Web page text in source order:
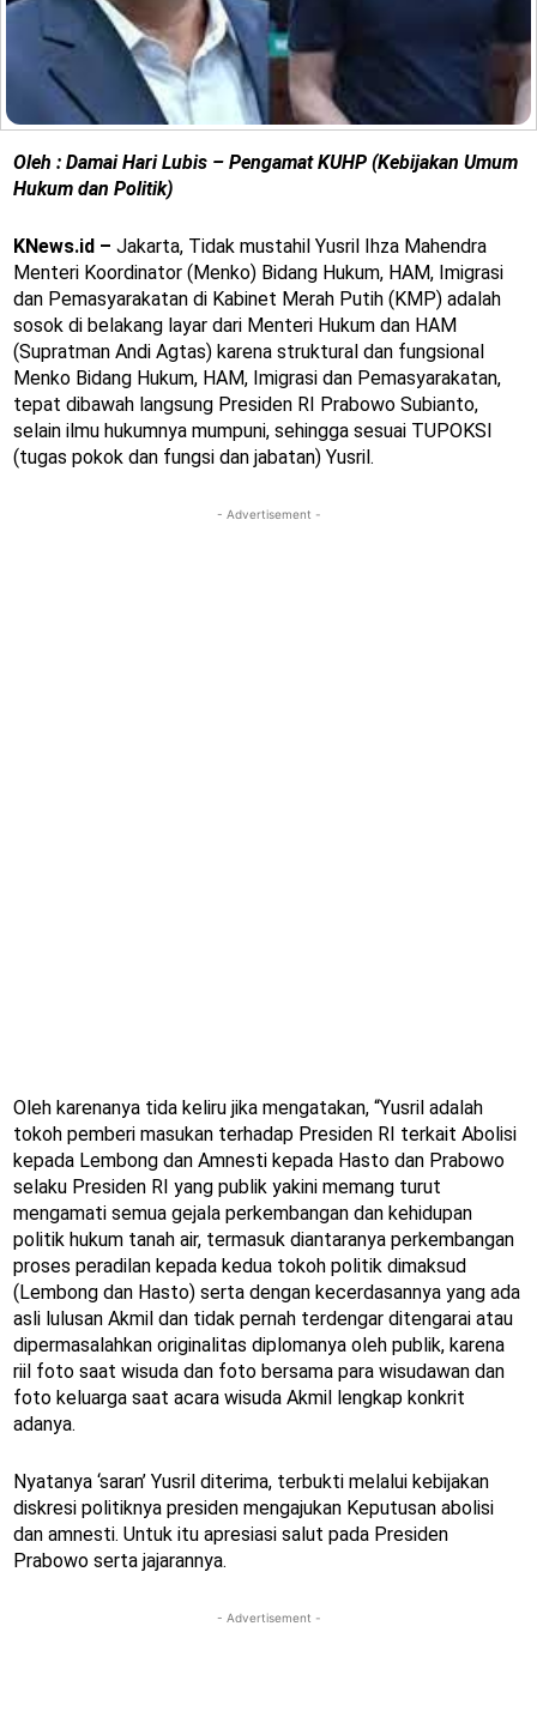
Oleh : Damai Hari Lubis – Pengamat KUHP (Kebijakan Umum
Hukum dan Politik)
KNews.id – Jakarta, Tidak mustahil Yusril Ihza Mahendra
Menteri Koordinator (Menko) Bidang Hukum, HAM, Imigrasi
dan Pemasyarakatan di Kabinet Merah Putih (KMP) adalah
sosok di belakang layar dari Menteri Hukum dan HAM
(Supratman Andi Agtas) karena struktural dan fungsional
Menko Bidang Hukum, HAM, Imigrasi dan Pemasyarakatan,
tepat dibawah langsung Presiden RI Prabowo Subianto,
selain ilmu hukumnya mumpuni, sehingga sesuai TUPOKSI
(tugas pokok dan fungsi dan jabatan) Yusril.
- Advertisement -
Oleh karenanya tida keliru jika mengatakan, “Yusril adalah
tokoh pemberi masukan terhadap Presiden RI terkait Abolisi
kepada Lembong dan Amnesti kepada Hasto dan Prabowo
selaku Presiden RI yang publik yakini memang turut
mengamati semua gejala perkembangan dan kehidupan
politik hukum tanah air, termasuk diantaranya perkembangan
proses peradilan kepada kedua tokoh politik dimaksud
(Lembong dan Hasto) serta dengan kecerdasannya yang ada
asli lulusan Akmil dan tidak pernah terdengar ditengarai atau
dipermasalahkan originalitas diplomanya oleh publik, karena
riil foto saat wisuda dan foto bersama para wisudawan dan
foto keluarga saat acara wisuda Akmil lengkap konkrit
adanya.
Nyatanya ‘saran’ Yusril diterima, terbukti melalui kebijakan
diskresi politiknya presiden mengajukan Keputusan abolisi
dan amnesti. Untuk itu apresiasi salut pada Presiden
Prabowo serta jajarannya.
- Advertisement -